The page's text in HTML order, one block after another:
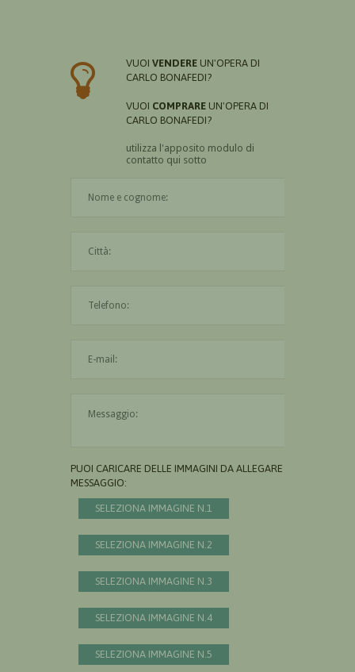
VUOI VENDERE UN'OPERA DI
CARLO BONAFEDI?
VUOI COMPRARE UN'OPERA DI
CARLO BONAFEDI?
utilizza l'apposito modulo di
contatto qui sotto
PUOI CARICARE DELLE IMMAGINI DA ALLEGARE AL
MESSAGGIO:
SELEZIONA IMMAGINE N.1
SELEZIONA IMMAGINE N.2
SELEZIONA IMMAGINE N.3
SELEZIONA IMMAGINE N.4
SELEZIONA IMMAGINE N.5